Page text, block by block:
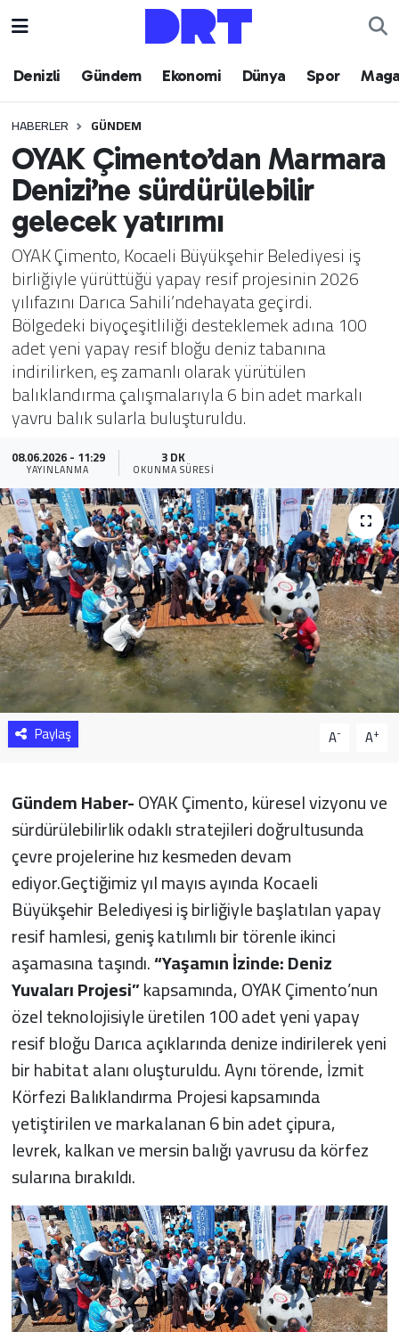
Denizli Gündem Ekonomi Dünya Spor
HABERLER GÜNDEM
OYAK Çimento’dan Marmara
Denizi’ne sürdürülebilir
gelecek yatırımı
OYAK Çimento, Kocaeli Büyükşehir Belediyesi iş
birliğiyle yürüttüğü yapay resif projesinin 2026
yılıfazını Darıca Sahili’ndehayata geçirdi.
Bölgedeki biyoçeşitliliği desteklemek adına 100
adet yeni yapay resif bloğu deniz tabanına
indirilirken, eş zamanlı olarak yürütülen
balıklandırma çalışmalarıyla 6 bin adet markalı
yavru balık sularla buluşturuldu.
08.06.2026 - 11:29
YAYINLANMA
3 DK
OKUNMA SÜRESI
Paylaş A- A+
Gündem Haber-OYAK Çimento, küresel vizyonu ve
sürdürülebilirlik odaklı stratejileri doğrultusunda
çevre projelerine hız kesmeden devam
ediyor.Geçtiğimiz yıl mayıs ayında Kocaeli
Büyükşehir Belediyesi iş birliğiyle başlatılan yapay
resif hamlesi, geniş katılımlı bir törenle ikinci
aşamasına taşındı.“Yaşamın İzinde: Deniz
Yuvaları Projesi”kapsamında, OYAK Çimento’nun
özel teknolojisiyle üretilen 100 adet yeni yapay
resif bloğu Darıca açıklarında denize indirilerek yeni
bir habitat alanı oluşturuldu. Aynı törende, İzmit
Körfezi Balıklandırma Projesi kapsamında
yetiştirilen ve markalanan 6 bin adet çipura,
levrek, kalkan ve mersin balığı yavrusu da körfez
sularına bırakıldı.
Denizli
Gündem
Ekonomi
Dünya
Spor
Magazin
Teknoloji
Yaşam
Sağlık
Yazarlar
Resmi İlan
Resmi Reklam
Hava Durumu
Trafik Durumu
Puan Durumu ve Fikstür
Tüm Manşetler
Son Dakika Haberleri
Haber Arşivi